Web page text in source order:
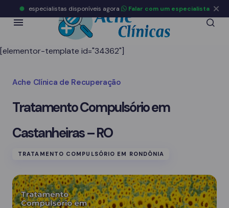
[elementor-template id="34362"]
Ache Clínica de Recuperação
Tratamento Compulsório em
Castanheiras – RO
TRATAMENTO COMPULSÓRIO EM RONDÔNIA
especialistas disponíveis agora Falar com um especialista